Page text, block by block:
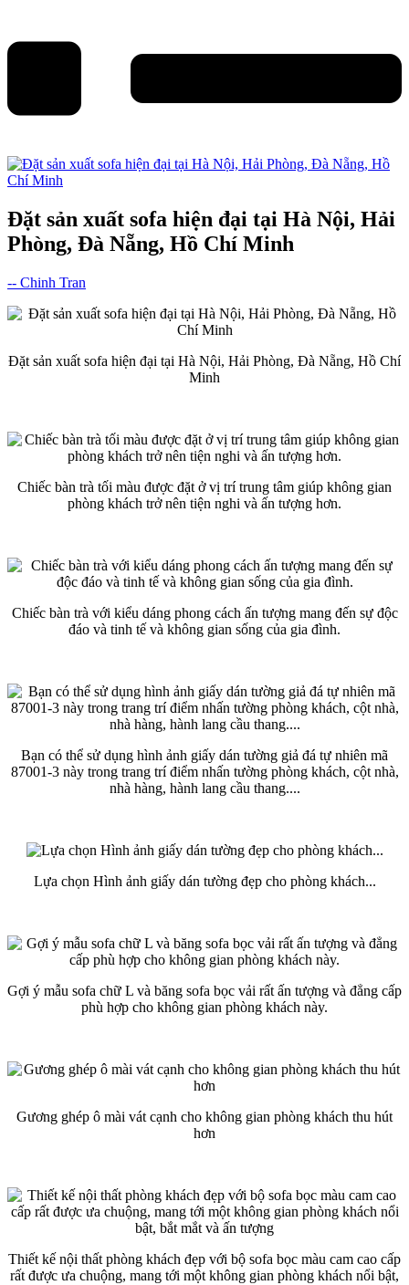
Đặt sản xuất sofa hiện đại tại Hà Nội, Hải
Phòng, Đà Nẵng, Hồ Chí Minh
-- Chinh Tran
Đặt sản xuất sofa hiện đại tại Hà Nội, Hải Phòng, Đà Nẵng, Hồ Chí
Minh
Chiếc bàn trà tối màu được đặt ở vị trí trung tâm giúp không gian
phòng khách trở nên tiện nghi và ấn tượng hơn.
Chiếc bàn trà với kiểu dáng phong cách ấn tượng mang đến sự độc
đáo và tinh tế và không gian sống của gia đình.
Bạn có thể sử dụng hình ảnh giấy dán tường giả đá tự nhiên mã
87001-3 này trong trang trí điểm nhấn tường phòng khách, cột nhà,
nhà hàng, hành lang cầu thang....
Lựa chọn Hình ảnh giấy dán tường đẹp cho phòng khách...
Gợi ý mẫu sofa chữ L và băng sofa bọc vải rất ấn tượng và đẳng cấp
phù hợp cho không gian phòng khách này.
Gương ghép ô mài vát cạnh cho không gian phòng khách thu hút
hơn
Thiết kế nội thất phòng khách đẹp với bộ sofa bọc màu cam cao cấp
rất được ưa chuộng, mang tới một không gian phòng khách nổi bật,